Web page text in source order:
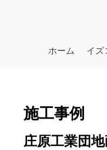
ホーム イズ
施工事例
庄原工業団